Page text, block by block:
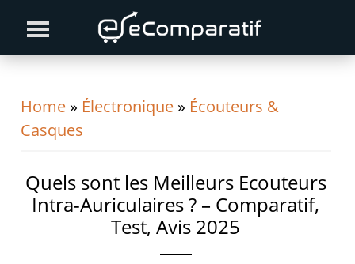
primary
content
primary
Home » Électronique » Écouteurs &
Casques
Quels sont les Meilleurs Ecouteurs
Intra-Auriculaires ? – Comparatif,
Test, Avis 2025